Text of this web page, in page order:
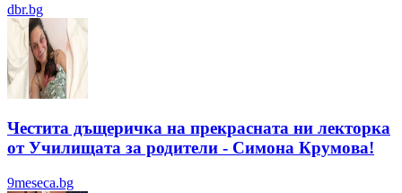
dbr.bg
Честита дъщеричка на прекрасната ни лекторка
от Училищата за родители - Симона Крумова!
9meseca.bg